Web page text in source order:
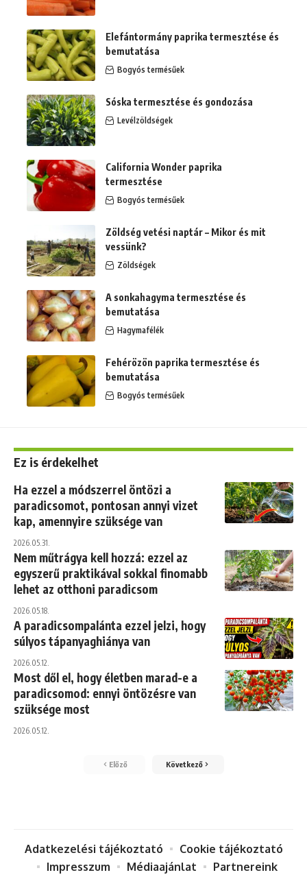
Elefántormány paprika termesztése és
bemutatása
Bogyós termésűek
Sóska termesztése és gondozása
Levélzöldségek
California Wonder paprika
termesztése
Bogyós termésűek
Zöldség vetési naptár – Mikor és mit
vessünk?
Zöldségek
A sonkahagyma termesztése és
bemutatása
Hagymafélék
Fehérözön paprika termesztése és
bemutatása
Bogyós termésűek
Ez is érdekelhet
Ha ezzel a módszerrel öntözi a
paradicsomot, pontosan annyi vizet
kap, amennyire szüksége van
2026.05.31.
Nem műtrágya kell hozzá: ezzel az
egyszerű praktikával sokkal finomabb
lehet az otthoni paradicsom
2026.05.18.
A paradicsompalánta ezzel jelzi, hogy
súlyos tápanyaghiánya van
2026.05.12.
Most dől el, hogy életben marad-e a
paradicsomod: ennyi öntözésre van
szüksége most
2026.05.12.
Előző Következő
Adatkezelési tájékoztató
Cookie tájékoztató
Impresszum
Médiaajánlat Partnereink